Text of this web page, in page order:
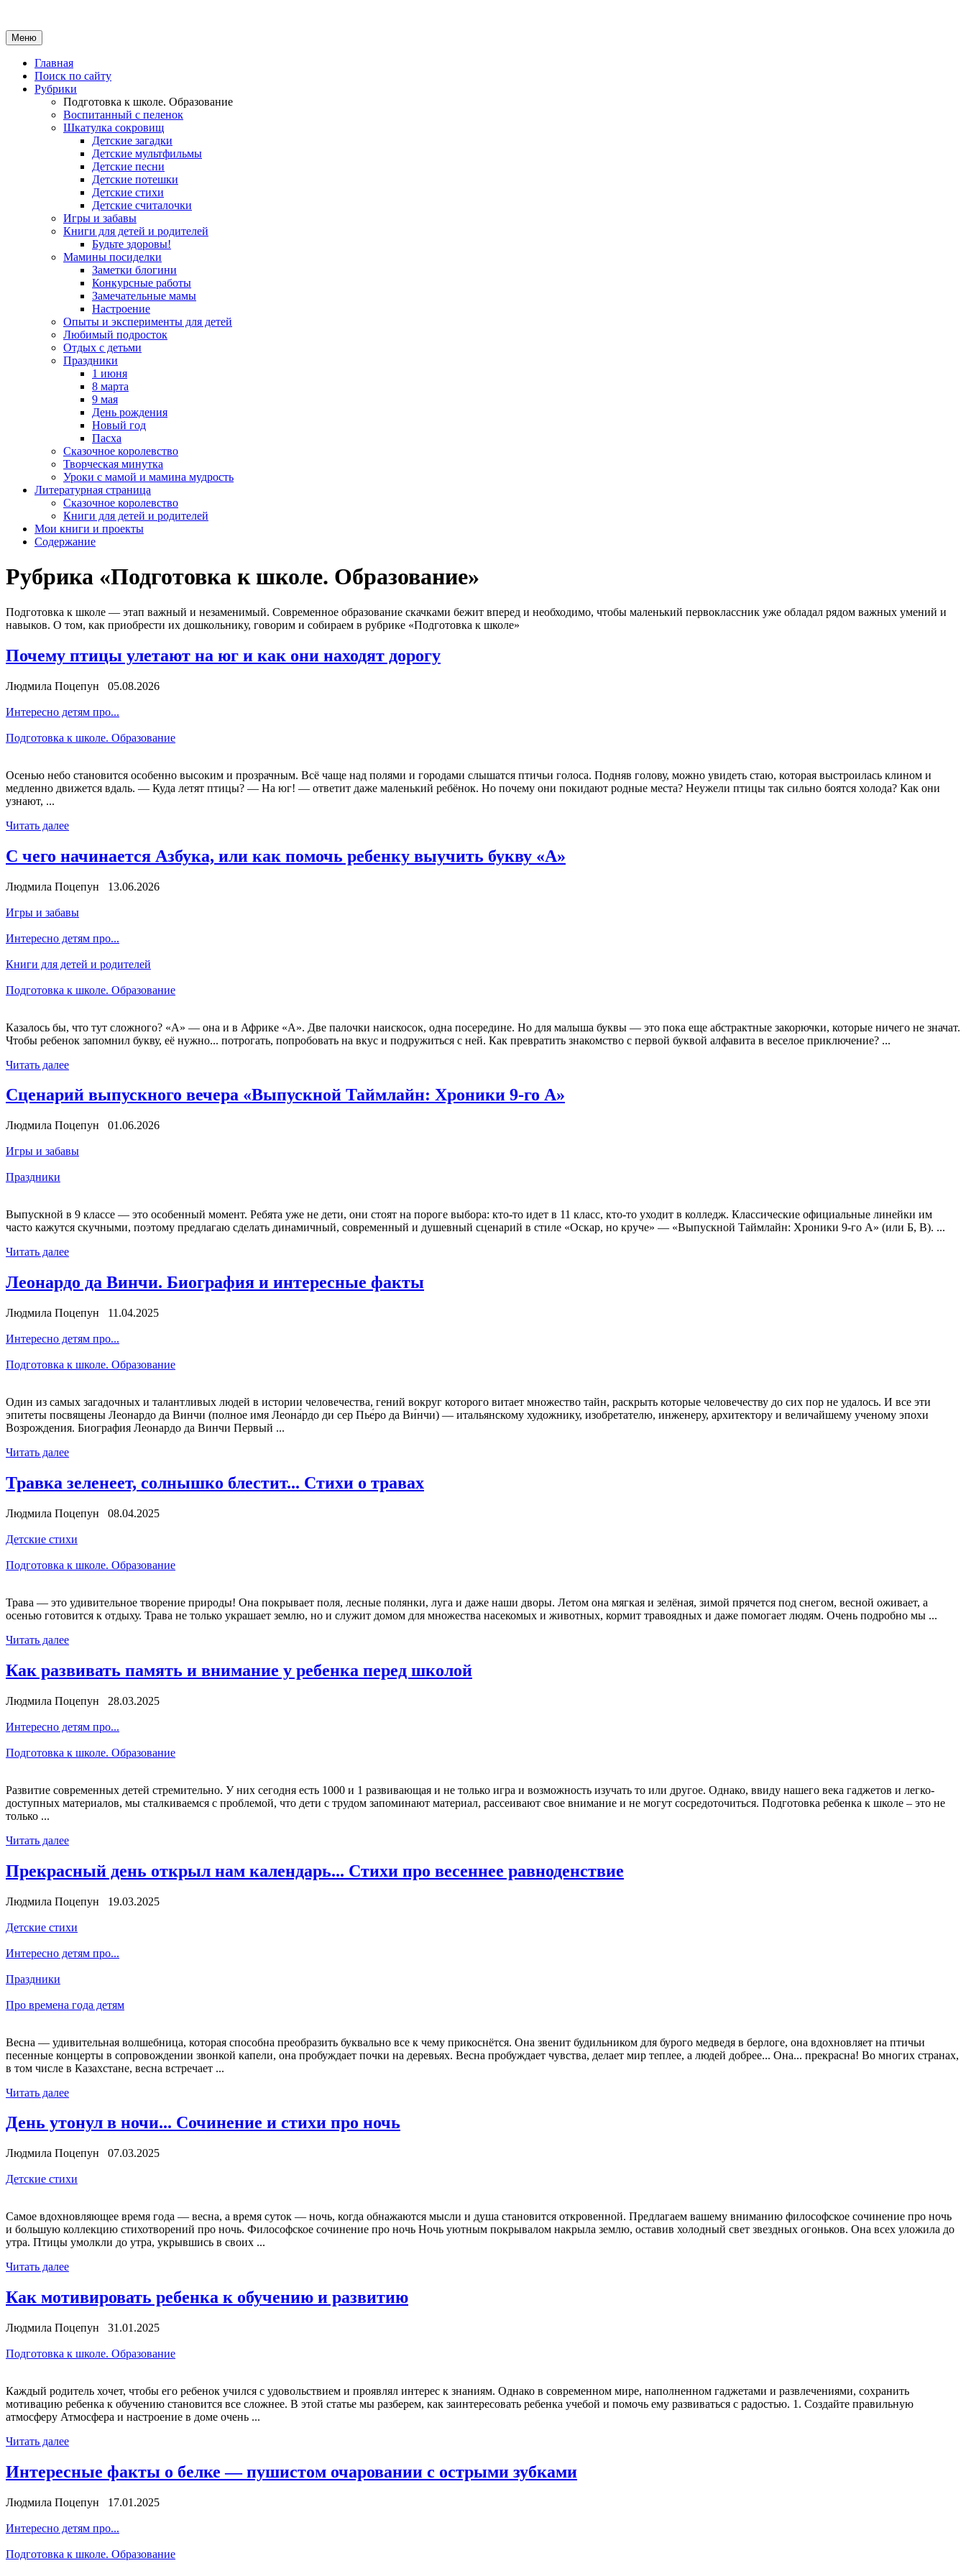
Меню
Главная
Поиск по сайту
Рубрики
Подготовка к школе. Образование
Воспитанный с пеленок
Шкатулка сокровищ
Детские загадки
Детские мультфильмы
Детские песни
Детские потешки
Детские стихи
Детские считалочки
Игры и забавы
Книги для детей и родителей
Будьте здоровы!
Мамины посиделки
Заметки блогини
Конкурсные работы
Замечательные мамы
Настроение
Опыты и эксперименты для детей
Любимый подросток
Отдых с детьми
Праздники
1 июня
8 марта
9 мая
День рождения
Новый год
Пасха
Сказочное королевство
Творческая минутка
Уроки с мамой и мамина мудрость
Литературная страница
Сказочное королевство
Книги для детей и родителей
Мои книги и проекты
Содержание
Рубрика «Подготовка к школе. Образование»
Подготовка к школе — этап важный и незаменимый. Современное образование скачками бежит вперед и необходимо, чтобы маленький первоклассник уже обладал рядом важных умений и
навыков. О том, как приобрести их дошкольнику, говорим и собираем в рубрике «Подготовка к школе»
Почему птицы улетают на юг и как они находят дорогу
Людмила Поцепун 05.08.2026
Интересно детям про...
Подготовка к школе. Образование
Осенью небо становится особенно высоким и прозрачным. Всё чаще над полями и городами слышатся птичьи голоса. Подняв голову, можно увидеть стаю, которая выстроилась клином и
медленно движется вдаль. — Куда летят птицы? — На юг! — ответит даже маленький ребёнок. Но почему они покидают родные места? Неужели птицы так сильно боятся холода? Как они
узнают, ...
Читать далее
С чего начинается Азбука, или как помочь ребенку выучить букву «А»
Людмила Поцепун 13.06.2026
Игры и забавы
Интересно детям про...
Книги для детей и родителей
Подготовка к школе. Образование
Казалось бы, что тут сложного? «А» — она и в Африке «А». Две палочки наискосок, одна посередине. Но для малыша буквы — это пока еще абстрактные закорючки, которые ничего не значат.
Чтобы ребенок запомнил букву, её нужно... потрогать, попробовать на вкус и подружиться с ней. Как превратить знакомство с первой буквой алфавита в веселое приключение? ...
Читать далее
Сценарий выпускного вечера «Выпускной Таймлайн: Хроники 9-го А»
Людмила Поцепун 01.06.2026
Игры и забавы
Праздники
Выпускной в 9 классе — это особенный момент. Ребята уже не дети, они стоят на пороге выбора: кто-то идет в 11 класс, кто-то уходит в колледж. Классические официальные линейки им
часто кажутся скучными, поэтому предлагаю сделать динамичный, современный и душевный сценарий в стиле «Оскар, но круче» — «Выпускной Таймлайн: Хроники 9-го А» (или Б, В). ...
Читать далее
Леонардо да Винчи. Биография и интересные факты
Людмила Поцепун 11.04.2025
Интересно детям про...
Подготовка к школе. Образование
Один из самых загадочных и талантливых людей в истории человечества, гений вокруг которого витает множество тайн, раскрыть которые человечеству до сих пор не удалось. И все эти
эпитеты посвящены Леонардо да Винчи (полное имя Леона́рдо ди сер Пье́ро да Ви́нчи) — итальянскому художнику, изобретателю, инженеру, архитектору и величайшему ученому эпохи
Возрождения. Биография Леонардо да Винчи Первый ...
Читать далее
Травка зеленеет, солнышко блестит... Стихи о травах
Людмила Поцепун 08.04.2025
Детские стихи
Подготовка к школе. Образование
Трава — это удивительное творение природы! Она покрывает поля, лесные полянки, луга и даже наши дворы. Летом она мягкая и зелёная, зимой прячется под снегом, весной оживает, а
осенью готовится к отдыху. Трава не только украшает землю, но и служит домом для множества насекомых и животных, кормит травоядных и даже помогает людям. Очень подробно мы ...
Читать далее
Как развивать память и внимание у ребенка перед школой
Людмила Поцепун 28.03.2025
Интересно детям про...
Подготовка к школе. Образование
Развитие современных детей стремительно. У них сегодня есть 1000 и 1 развивающая и не только игра и возможность изучать то или другое. Однако, ввиду нашего века гаджетов и легко-
доступных материалов, мы сталкиваемся с проблемой, что дети с трудом запоминают материал, рассеивают свое внимание и не могут сосредоточиться. Подготовка ребенка к школе – это не
только ...
Читать далее
Прекрасный день открыл нам календарь... Стихи про весеннее равноденствие
Людмила Поцепун 19.03.2025
Детские стихи
Интересно детям про...
Праздники
Про времена года детям
Весна — удивительная волшебница, которая способна преобразить буквально все к чему прикоснётся. Она звенит будильником для бурого медведя в берлоге, она вдохновляет на птичьи
песенные концерты в сопровождении звонкой капели, она пробуждает почки на деревьях. Весна пробуждает чувства, делает мир теплее, а людей добрее... Она... прекрасна! Во многих странах,
в том числе в Казахстане, весна встречает ...
Читать далее
День утонул в ночи... Сочинение и стихи про ночь
Людмила Поцепун 07.03.2025
Детские стихи
Самое вдохновляющее время года — весна, а время суток — ночь, когда обнажаются мысли и душа становится откровенной. Предлагаем вашему вниманию философское сочинение про ночь
и большую коллекцию стихотворений про ночь. Философское сочинение про ночь Ночь уютным покрывалом накрыла землю, оставив холодный свет звездных огоньков. Она всех уложила до
утра. Птицы умолкли до утра, укрывшись в своих ...
Читать далее
Как мотивировать ребенка к обучению и развитию
Людмила Поцепун 31.01.2025
Подготовка к школе. Образование
Каждый родитель хочет, чтобы его ребенок учился с удовольствием и проявлял интерес к знаниям. Однако в современном мире, наполненном гаджетами и развлечениями, сохранить
мотивацию ребенка к обучению становится все сложнее. В этой статье мы разберем, как заинтересовать ребенка учебой и помочь ему развиваться с радостью. 1. Создайте правильную
атмосферу Атмосфера и настроение в доме очень ...
Читать далее
Интересные факты о белке — пушистом очаровании с острыми зубками
Людмила Поцепун 17.01.2025
Интересно детям про...
Подготовка к школе. Образование